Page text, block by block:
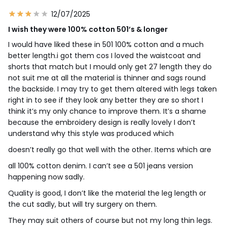
12/07/2025
I wish they were 100% cotton 501’s & longer
I would have liked these in 501 100% cotton and a much
better length.i got them cos I loved the waistcoat and
shorts that match but I mould only get 27 length they do
not suit me at all the material is thinner and sags round
the backside. I may try to get them altered with legs taken
right in to see if they look any better they are so short I
think it’s my only chance to improve them. It’s a shame
because the embroidery design is really lovely I don’t
understand why this style was produced which
doesn’t really go that well with the other. Items which are
all 100% cotton denim. I can’t see a 501 jeans version
happening now sadly.
Quality is good, I don’t like the material the leg length or
the cut sadly, but will try surgery on them.
They may suit others of course but not my long thin legs.